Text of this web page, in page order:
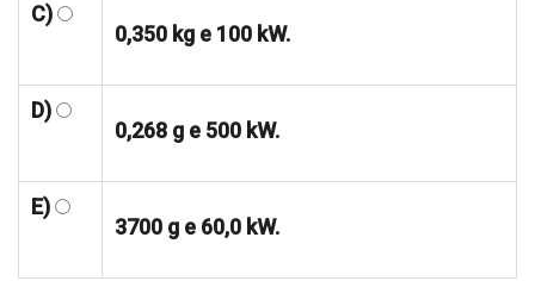
C)
0,350 kg e 100 kW.
D)
0,268 g e 500 kW.
E)
3700 g e 60,0 kW.